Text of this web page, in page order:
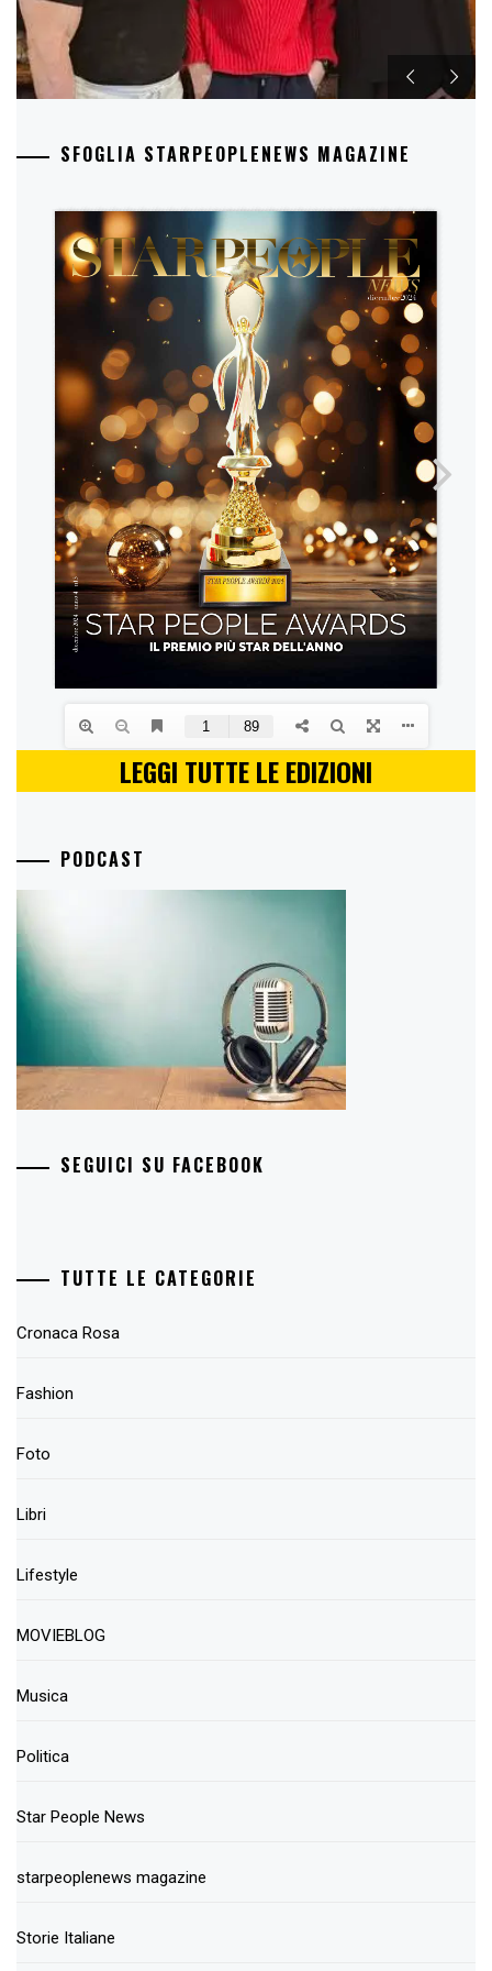
SFOGLIA STARPEOPLENEWS MAGAZINE
LEGGI TUTTE LE EDIZIONI
PODCAST
SEGUICI SU FACEBOOK
TUTTE LE CATEGORIE
Cronaca Rosa
Fashion
Foto
Libri
Lifestyle
MOVIEBLOG
Musica
Politica
Star People News
starpeoplenews magazine
Storie Italiane